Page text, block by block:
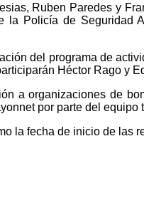
Ruben Paredes y
la Policía de Seguridad
del programa de
Héctor Rago y
a organizaciones de
por parte del
la fecha de inicio de